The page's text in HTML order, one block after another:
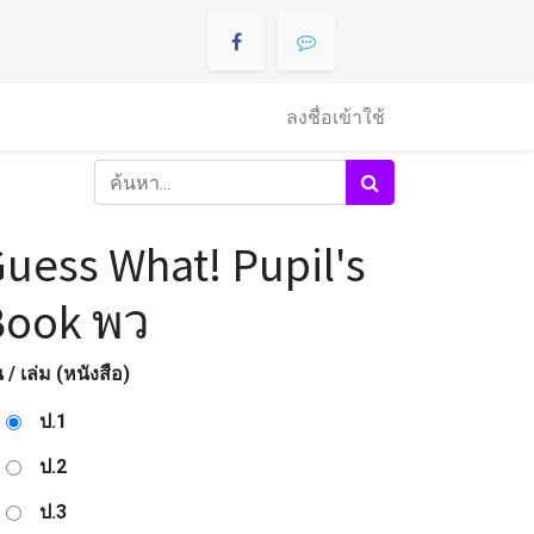
ลงชื่อเข้าใช้
What! Pupil's
พว
/ เล่ม (หนังสือ)
ป.1
ป.2
ป.3